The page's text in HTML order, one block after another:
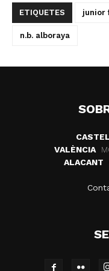
ETIQUETES junior
n.b. alboraya
VALÈNCIA
ALACANT